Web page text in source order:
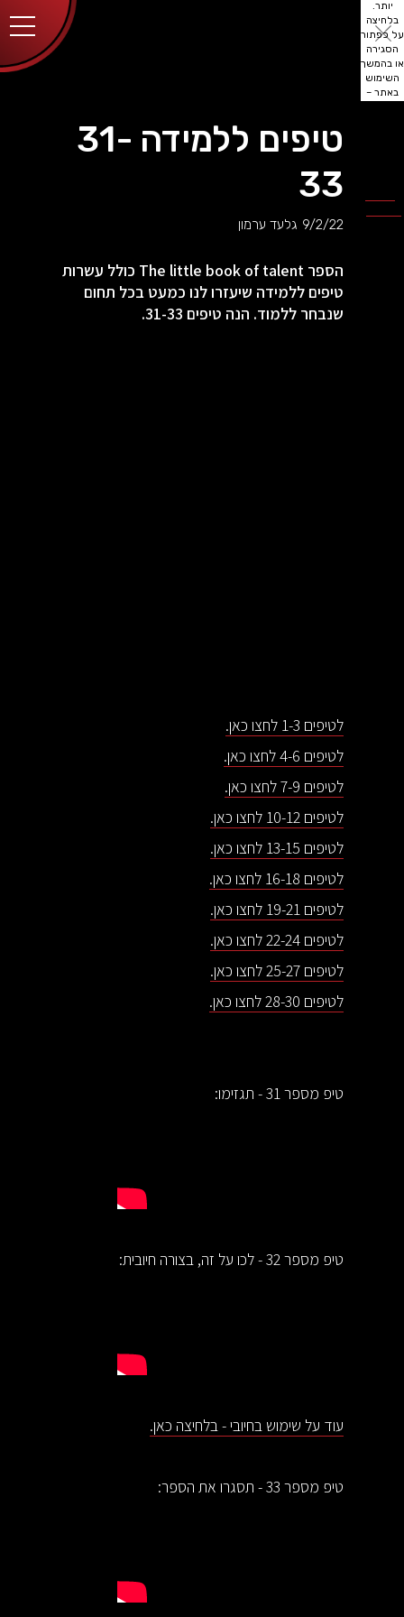
יותר.
בלחיצה
על כפתור
הסגירה
או בהמשך
השימוש
באתר –
טיפים ללמידה 31-
33
9/2/22 גלעד ערמון
הספר The little book of talent כולל עשרות
טיפים ללמידה שיעזרו לנו כמעט בכל תחום
שנבחר ללמוד. הנה טיפים 31-33.
לטיפים 1-3 לחצו כאן.
לטיפים 4-6 לחצו כאן.
לטיפים 7-9 לחצו כאן.
לטיפים 10-12 לחצו כאן.
לטיפים 13-15 לחצו כאן.
לטיפים 16-18 לחצו כאן.
לטיפים 19-21 לחצו כאן.
לטיפים 22-24 לחצו כאן.
לטיפים 25-27 לחצו כאן.
לטיפים 28-30 לחצו כאן.
טיפ מספר 31 - תגזימו:
טיפ מספר 32 - לכו על זה, בצורה חיובית:
עוד על שימוש בחיובי - בלחיצה כאן.
טיפ מספר 33 - תסגרו את הספר: